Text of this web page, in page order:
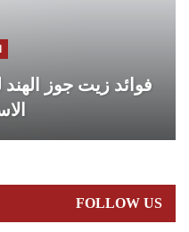
فوائد زيت جوز
FOLLOW US